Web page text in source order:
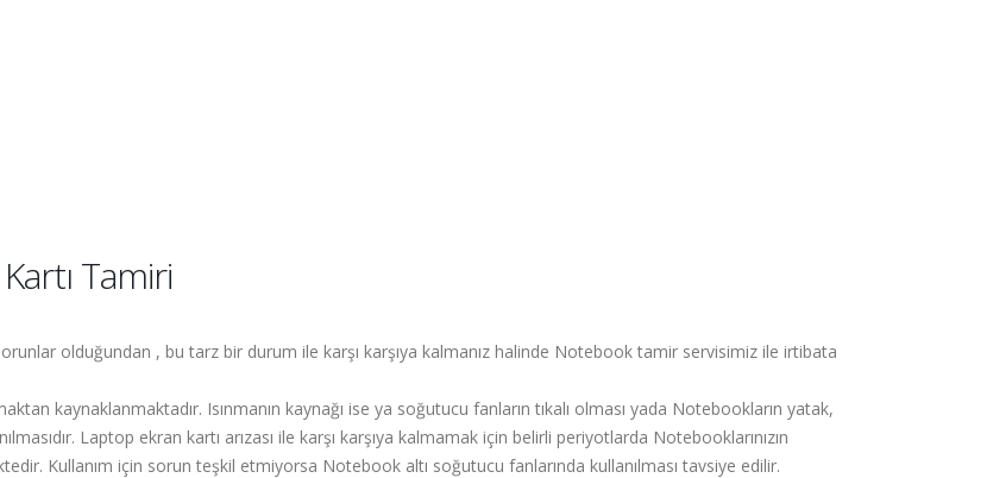
Tamiri
olduğundan , bu tarz bir durum ile karşı karşıya kalmanız halinde Notebook tamir servisimiz ile irtibata
kaynaklanmaktadır. Isınmanın kaynağı ise ya soğutucu fanların tıkalı olması yada Notebookların yatak,
Laptop ekran kartı arızası ile karşı karşıya kalmamak için belirli periyotlarda Notebooklarınızın
Kullanım için sorun teşkil etmiyorsa Notebook altı soğutucu fanlarında kullanılması tavsiye edilir.